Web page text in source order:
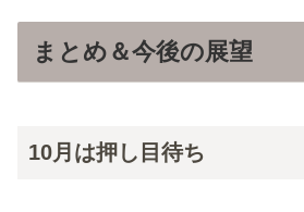
まとめ＆今後の展望
10月は押し目待ち